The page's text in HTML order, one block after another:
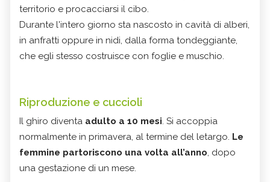
territorio e procacciarsi il cibo.
Durante l'intero giorno sta nascosto in cavità di alberi,
in anfratti oppure in nidi, dalla forma tondeggiante,
che egli stesso costruisce con foglie e muschio.
Riproduzione e cuccioli
Il ghiro diventa adulto a 10 mesi. Si accoppia
normalmente in primavera, al termine del letargo. Le
femmine partoriscono una volta all’anno, dopo
una gestazione di un mese.